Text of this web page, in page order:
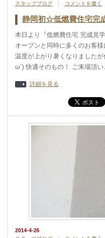
スタッフブログ
コメントを書く
静岡初☆低燃費住宅完
本日より『低燃費住宅 完成見
オープンと同時に多くのお客
温度が上がり暑くなりました
ω´) 快適そのもの！ ご来場頂
詳細を見る
2014-4-26